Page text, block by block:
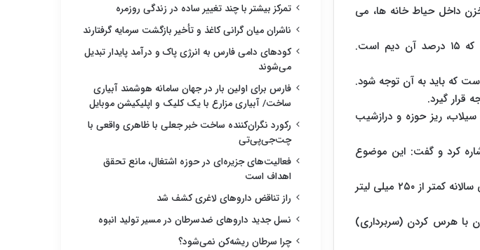
داخل حیاط خانه ها، می
این عضو هیات علمی دانشگاه شیراز ادامه داد: ۲.۵۷ میلیون هکتار اراضی باغی داریم که ۱۵ درصد آن دیم است.
که باید به آن توجه شود.
قرار گیرد.
ریز حوزه و درازشیب
کرد و گفت: این موضوع
وی با اشاره به افزایش بهره وری در سیستم های جمع آوری روانآب گفت: زمانی که بارندگی سالانه کمتر از ۲۵۰ میلی لیتر
با هرس کردن (سربرداری)
تمرکز بیشتر با چند تغییر ساده در زندگی روزمره
ناشران میان گرانی کاغذ و تأخیر بازگشت سرمایه گرفتارند
کودهای دامی فارس به انرژی پاک و درآمد پایدار تبدیل
می‌شوند
فارس برای اولین بار در جهان سامانه هوشمند آبیاری
ساخت/ آبیاری مزارع با یک کلیک و اپلیکیشن موبایل
رکورد نگران‌کننده ساخت خبر جعلی با ظاهری واقعی با
چت‌جی‌پی‌تی
فعالیت‌های جزیره‌ای در حوزه اشتغال، مانع تحقق
اهداف است
راز تناقض داروهای لاغری کشف شد
نسل جدید داروهای ضدسرطان در مسیر تولید انبوه
چرا سرطان ریشه‌کن نمی‌شود؟